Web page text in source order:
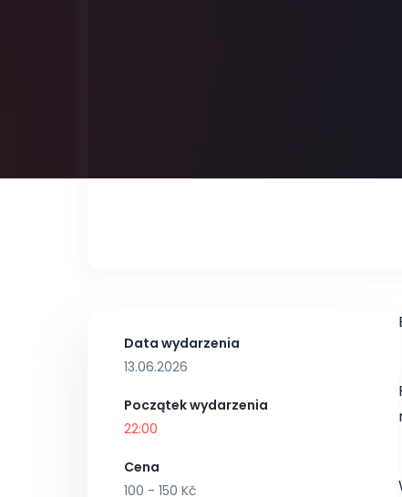
Data wydarzenia
13.06.2026
Początek wydarzenia
22:00
Cena
100 - 150 Kč